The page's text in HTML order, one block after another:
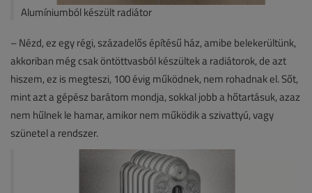
Alumíniumból készült radiátor
– Nézd, ez egy régi, századelős építésű ház, amibe belekerültünk,
akkoriban még csak öntöttvasból készültek a radiátorok, de azt
hiszem, ez is megteszi, 100 évig működnek, nem rohadnak el. Sőt,
mint azt a gépész barátom mondja, sokkal jobb a hőtartásuk, azaz
nem hűlnek le hamar, amikor nem működik a szivattyú, vagy
szünetel a rendszer.